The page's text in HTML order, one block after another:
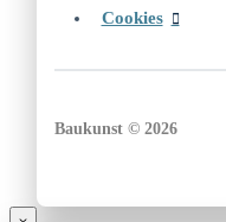
Cookies
Baukunst © 2026